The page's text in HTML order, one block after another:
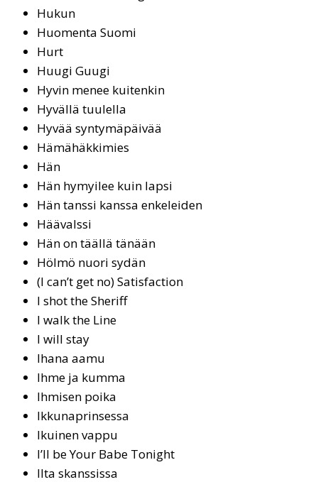
Hu­kun
Huo­men­ta Suo­mi
Hurt
Huugi Guugi
Hyvin menee kuitenkin
Hy­väl­lä tuu­lel­la
Hy­vää syn­ty­mä­päi­vää
Hämähäkkimies
Hän
Hän hymyilee kuin lapsi
Hän tans­si kans­sa en­ke­lei­den
Häävalssi
Hän on tääl­lä tä­nään
Höl­mö nuo­ri sy­dän
(I can’t get no) Sa­tis­fac­tion
I shot the She­riff
I walk the Li­ne
I will stay
Iha­na aa­mu
Ihme ja kumma
Ih­mi­sen poi­ka
Ik­ku­nap­rin­ses­sa
Ikuinen vappu
I’ll be Your Ba­be To­night
Il­ta skans­sis­sa